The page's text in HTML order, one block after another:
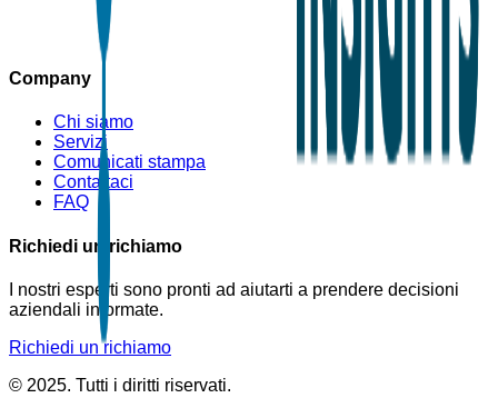
Company
Chi siamo
Servizi
Comunicati stampa
Contattaci
FAQ
Richiedi un richiamo
I nostri esperti sono pronti ad aiutarti a prendere decisioni
aziendali informate.
Richiedi un richiamo
© 2025. Tutti i diritti riservati.